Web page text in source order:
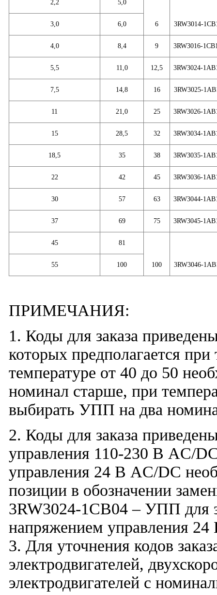
6 3RW3014-
2,2 5,0
3,0 6,0
4,0 8,4 9 3RW3016-
5,5 11,0 12 ,5 3RW3024-
7,5 14,8 16 3RW3025-
11 21,0 25 3RW3026-
15 28,5 32 3RW3034-
18,5 35 38 3RW3035-
22 42 45 3RW3036-
30 57 63 3RW3044-
37 69 75 3RW3045-
45 81
100 3RW3046-
55 100
ПРИМЕЧАНИЯ:
1. Коды для заказа
которых предполагается
температуре от 40 до 50
номинал старше, при
выбирать УПП на два
2. Коды для заказа
управления 110-230 В AC/
управления 24 В AC/DC
позиции в обозначении
3RW3024-1CB04 – УПП для
напряжением управления
3. Для уточнения кодов
электродвигателей,
электродвигателей с